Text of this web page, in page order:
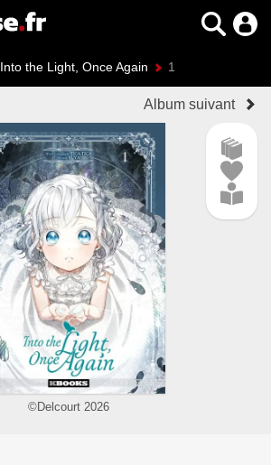
Into the Light, Once Again 1
Album suivant
©Delcourt 2026